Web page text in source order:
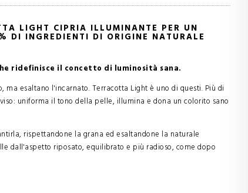
LIGHT CIPRIA ILLUMINANTE PER UN
DI INGREDIENTI DI ORIGINE NATURALE
ridefinisce il concetto di luminosità sana.
esaltano l'incarnato. Terracotta Light è uno di questi. Più di
uniforma il tono della pelle, illumina e dona un colorito sano
rispettandone la grana ed esaltandone la naturale
dall'aspetto riposato, equilibrato e più radioso, come dopo